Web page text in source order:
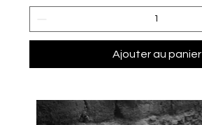
Ajouter au panier